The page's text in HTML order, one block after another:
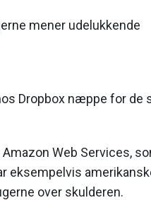
mener udelukkende
Dropbox næppe for de
Web Services,
eksempelvis
over skulderen.